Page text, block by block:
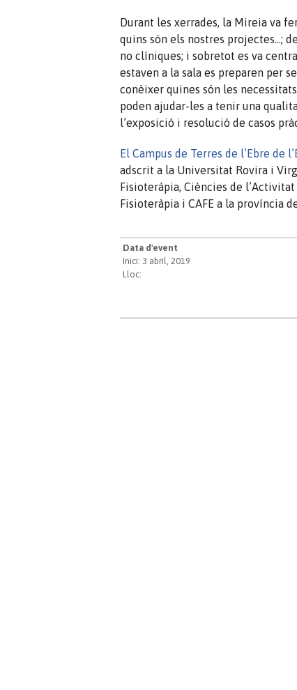
Durant les xerrades, la Mireia va
quins són els nostres projectes…;
no clíniques; i sobretot es va
estaven a la sala es preparen per
conèixer quines són les
poden ajudar-les a tenir una
l’exposició i resolució de casos
El Campus de Terres de l’Ebre de
adscrit a la Universitat Rovira i
Fisioteràpia, Ciències de
Fisioteràpia i CAFE a la província
Data d'event
Inici: 3 abril, 2019
Lloc: